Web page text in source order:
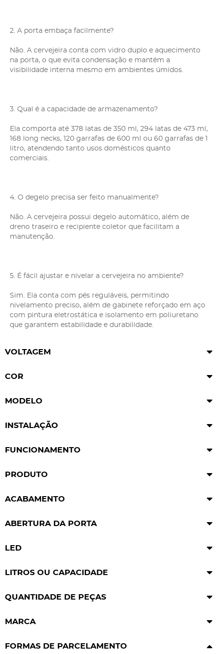
2. A porta embaça facilmente?
Não. A cervejeira conta com vidro duplo e aquecimento
na porta, o que evita condensação e mantém a
visibilidade interna mesmo em ambientes úmidos.
3. Qual é a capacidade de armazenamento?
Ela comporta até 378 latas de 350 ml, 294 latas de 473 ml,
168 long necks, 120 garrafas de 600 ml ou 60 garrafas de 1
litro, atendendo tanto usos domésticos quanto
comerciais.
4. O degelo precisa ser feito manualmente?
Não. A cervejeira possui degelo automático, além de
dreno traseiro e recipiente coletor que facilitam a
manutenção.
5. É fácil ajustar e nivelar a cervejeira no ambiente?
Sim. Ela conta com pés reguláveis, permitindo
nivelamento preciso, além de gabinete reforçado em aço
com pintura eletrostática e isolamento em poliuretano
que garantem estabilidade e durabilidade.
VOLTAGEM
COR
MODELO
INSTALAÇÃO
FUNCIONAMENTO
PRODUTO
ACABAMENTO
ABERTURA DA PORTA
LED
LITROS OU CAPACIDADE
QUANTIDADE DE PEÇAS
MARCA
FORMAS DE PARCELAMENTO